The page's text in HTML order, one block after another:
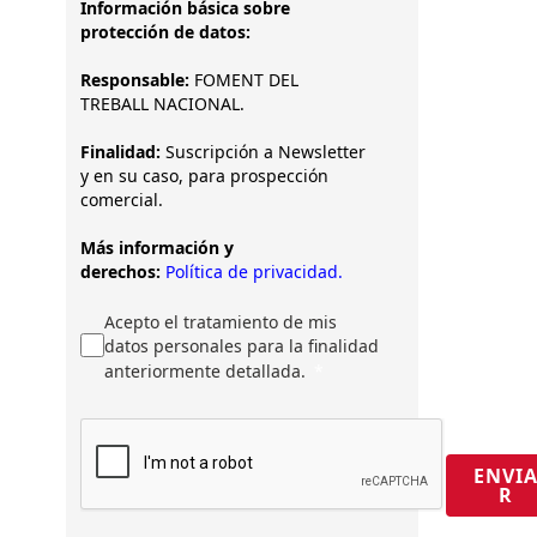
Información básica sobre
protección de datos:
Responsable: FOMENT DEL
TREBALL NACIONAL.
Finalidad: Suscripción a Newsletter
y en su caso, para prospección
comercial.
Más información y
derechos: Política de privacidad.
Acepto el tratamiento de mis
datos personales para la finalidad
anteriormente detallada.
ENVIA
R